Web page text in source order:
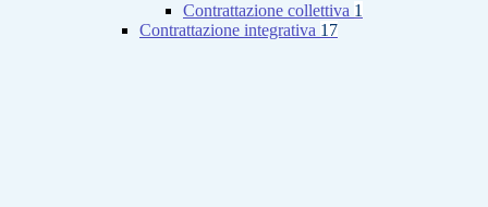
Contrattazione collettiva 1
Contrattazione integrativa 17